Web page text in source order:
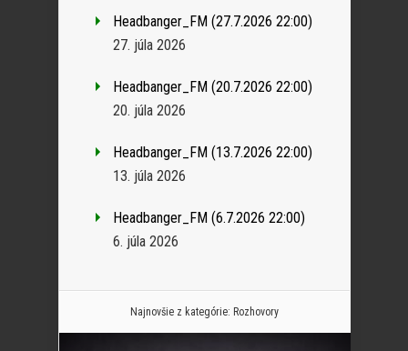
Headbanger_FM (27.7.2026 22:00)
27. júla 2026
Headbanger_FM (20.7.2026 22:00)
20. júla 2026
Headbanger_FM (13.7.2026 22:00)
13. júla 2026
Headbanger_FM (6.7.2026 22:00)
6. júla 2026
Najnovšie z kategórie: Rozhovory